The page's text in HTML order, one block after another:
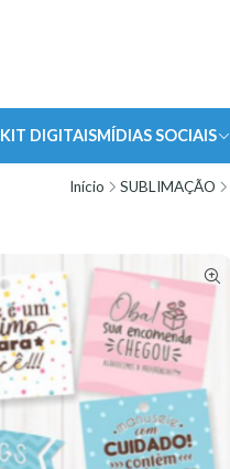
KIT DIGITAISMÍDIAS SOCIAIS
Início SUBLIMAÇÃO